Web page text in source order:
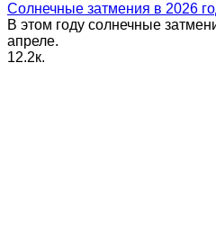
Солнечные затмения в 2026
В этом году солнечные
апреле.
12.2к.